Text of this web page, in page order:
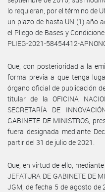
lo requieran, por el término de
un plazo de hasta UN (1) año
el Pliego de Bases y
PLIEG-2021-58454412-
Que, con posterioridad a la
forma previa a que tenga
órgano oficial de publicación
titular de la OFICINA
SECRETARÍA DE
GABINETE DE MINISTROS,
fuera designada mediante
partir del 31 de julio de 2021.
Que, en virtud de ello,
JEFATURA DE GABINETE DE
JGM, de fecha 5 de agosto